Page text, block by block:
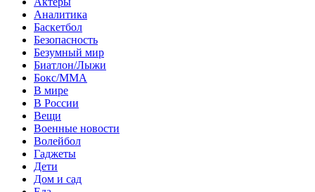
Аналитика
Баскетбол
Безопасность
Безумный мир
Биатлон/Лыжи
Бокс/MMA
В мире
В России
Вещи
Военные новости
Волейбол
Гаджеты
Дети
Дом и сад